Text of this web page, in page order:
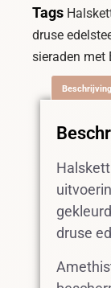
Tags
druse
sieraden met
Beschrijving
druse